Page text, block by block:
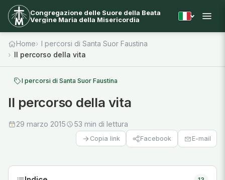
Congregazione delle Suore della Beata
Vergine Maria della Misericordia
Home
I percorsi di Santa Suor Faustina
Il percorso della vita
I percorsi di Santa Suor Faustina
Il percorso della vita
29 marzo 2015 53 min di lettura
Copia link Facebook E-mail